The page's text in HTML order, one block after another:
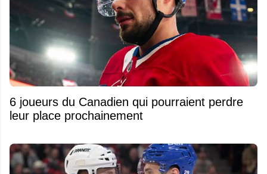
6 joueurs du Canadien qui pourraient perdre
leur place prochainement